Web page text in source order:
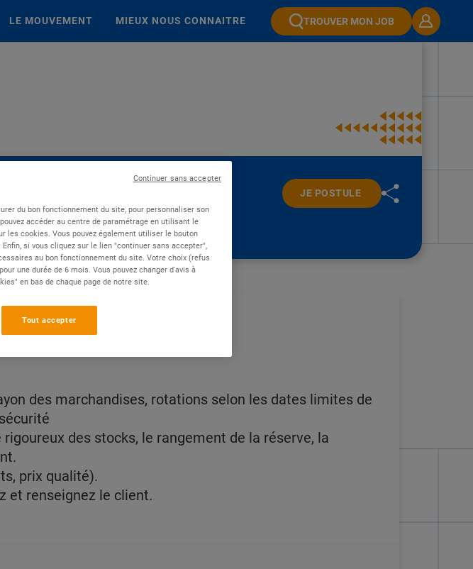
LE MOUVEMENT MIEUX NOUS CONNAITRE TROUVER MON JOB
JE POSTULE
des marchandises, rotations selon les dates limites de
des stocks, le rangement de la réserve, la
prix qualité).
et renseignez le client.
du bon fonctionnement du site, pour personnaliser son
accéder au centre de paramétrage en utilisant le
les cookies. Vous pouvez également utiliser le bouton
si vous cliquez sur le lien "continuer sans accepter",
au bon fonctionnement du site. Votre choix (refus
une durée de 6 mois. Vous pouvez changer d'avis à
en bas de chaque page de notre site.
Tout accepter
Continuer sans accepter